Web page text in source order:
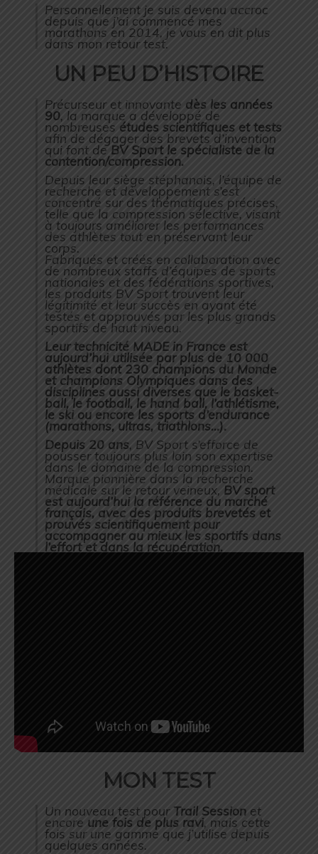
Personnellement je suis devenu accroc
depuis que j’ai commencé mes
marathons en 2014, je vous en dit plus
dans mon retour test.
UN PEU D’HISTOIRE
Précurseur et innovante dès les années
90, la marque a développé de
nombreuses études scientifiques et tests
afin de dégager des brevets d’invention
qui font deBV Sport le spécialiste de la
contention/compression.
Depuis leur siège stéphanois, l’équipe de
recherche et développement s’est
concentré sur des thématiques précises,
telle que la compression sélective, visant
à toujours améliorer les performances
des athlètes tout en préservant leur
corps.
Fabriqués et créés en collaboration avec
de nombreux staffs d’équipes de sports
nationales et des fédérations sportives,
les produits BV Sport trouvent leur
légitimité et leur succès en ayant été
testés et approuvés par les plus grands
sportifs de haut niveau.
Leur technicité MADE in France est
aujourd’hui utilisée par plus de 10 000
athlètes dont 230 champions du Monde
et champions Olympiques dans des
disciplines aussi diverses que le basket-
ball, le football, le hand ball, l’athlétisme,
le ski ou encore les sports d’endurance
(marathons, ultras, triathlons…).
Depuis 20 ans, BV Sport s’efforce de
pousser toujours plus loin son expertise
dans le domaine de la compression.
Marque pionnière dans la recherche
médicale sur le retour veineux, BV sport
est aujourd’hui la référence du marché
français, avec des produits brevetés et
prouvés scientifiquement pour
accompagner au mieux les sportifs dans
l’effort et dans la récupération.
MON TEST
Un nouveau test pour Trail Session et
encore une fois de plus ravi, mais cette
fois sur une gamme que j’utilise depuis
quelques années.